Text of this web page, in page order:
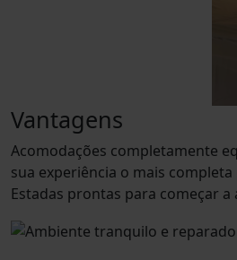
Vantagens
Acomodações completamente
sua experiência o mais completa
Estadas prontas para começar a